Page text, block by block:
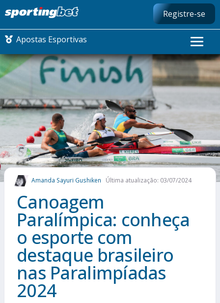
Registre-se
Apostas Esportivas
FUTEBOL NACIONAL
FUTEBOL INTERNACIONAL
COMO APOSTAR
MAIS ESPORTES
Amanda Sayuri Gushiken Última atualização: 03/07/2024
Canoagem
Paralímpica: conheça
o esporte com
destaque brasileiro
nas Paralimpíadas
2024